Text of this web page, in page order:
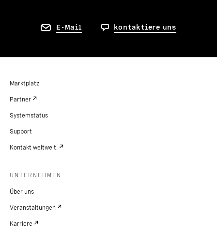
E-Mail kontaktiere uns
Marktplatz
Partner
Systemstatus
Support
Kontakt weltweit.
UNTERNEHMEN
Über uns
Veranstaltungen
Karriere